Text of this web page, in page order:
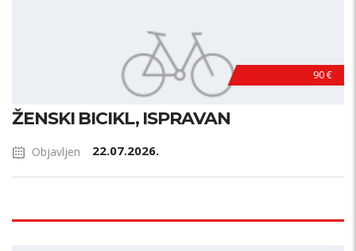
90 €
ŽENSKI BICIKL, ISPRAVAN
Objavljen 22.07.2026.